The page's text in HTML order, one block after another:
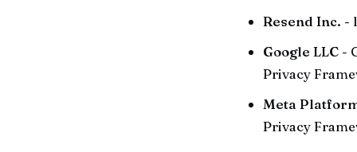
Resend Inc. -
Google LLC -
Privacy
Meta
Privacy